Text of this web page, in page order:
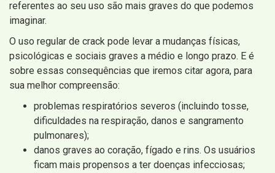
referentes ao seu uso são mais graves do que podemos
imaginar.
O uso regular de crack pode levar a mudanças físicas,
psicológicas e sociais graves a médio e longo prazo. E é
sobre essas consequências que iremos citar agora, para
sua melhor compreensão:
problemas respiratórios severos (incluindo tosse,
dificuldades na respiração, danos e sangramento
pulmonares);
danos graves ao coração, fígado e rins. Os usuários
ficam mais propensos a ter doenças infecciosas;